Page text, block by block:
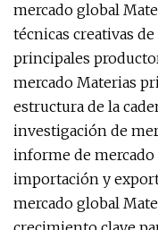
mercado global
técnicas creativas
principales
mercado Materias
estructura de la
investigación de
informe de mercado
importación y
mercado global